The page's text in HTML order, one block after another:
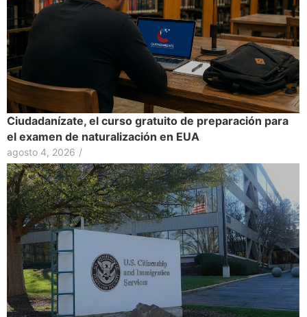
Ciudadanízate, el curso gratuito de preparación para
el examen de naturalización en EUA
agosto 4, 2026 /